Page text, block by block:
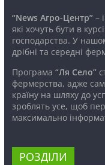
“News Агро-Центр”–
які хочуть бути в
господарства. У
дрібні та середні
Програма “Ля Село”
фермерства, адже
країну на шляху до
зроблять усе, щоб
максимально
РОЗДІЛИ